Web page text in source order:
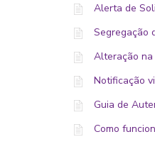
Alerta de
Segregação
Alteração na
Notificação
Guia de
Como